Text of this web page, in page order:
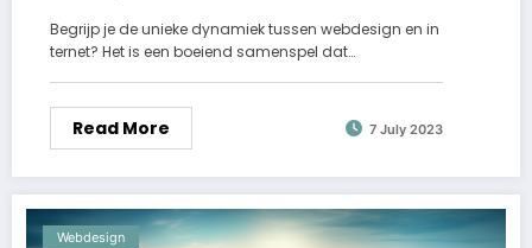
Begrijp je de unieke dynamiek tussen webdesign en in
ternet? Het is een boeiend samenspel dat…
Read More 7 July 2023
Webdesign